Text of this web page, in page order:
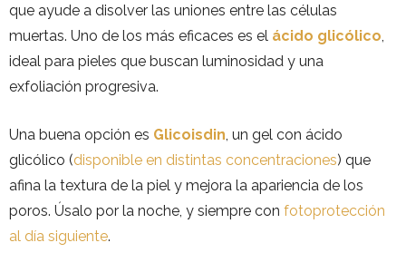
que ayude a disolver las uniones entre las células
muertas. Uno de los más eficaces es el ácido glicólico,
ideal para pieles que buscan luminosidad y una
exfoliación progresiva.
Una buena opción es Glicoisdin, un gel con ácido
glicólico (disponible en distintas concentraciones) que
afina la textura de la piel y mejora la apariencia de los
poros. Úsalo por la noche, y siempre con fotoprotección
al día siguiente.